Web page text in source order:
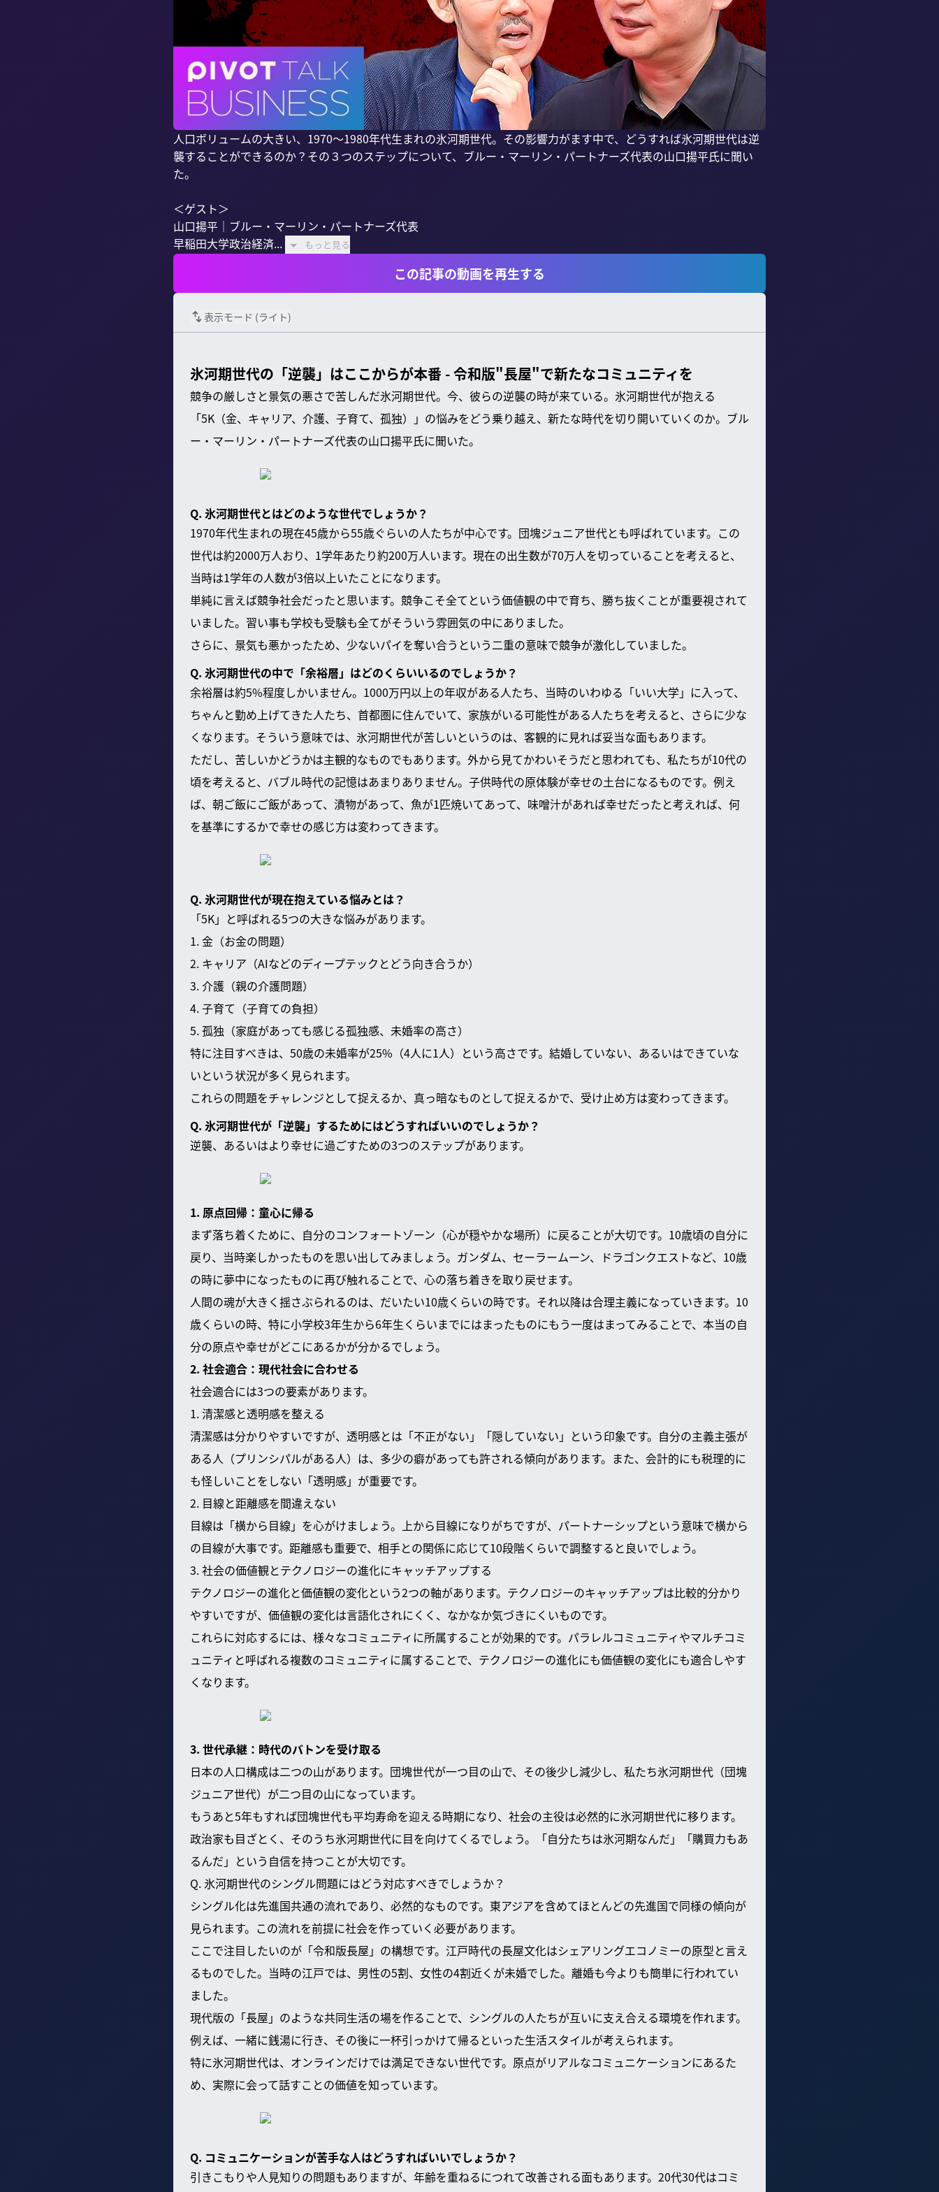
人口ボリュームの大きい、1970〜1980年代生まれの氷河期世代。その影響力がます中で、どうすれば氷河期世代は逆
襲することができるのか？その３つのステップについて、ブルー・マーリン・パートナーズ代表の山口揚平氏に聞い
た。
＜ゲスト＞
山口揚平｜ブルー・マーリン・パートナーズ代表
早稲田大学政治経済...
もっと見る
この記事の動画を再生する
表示モード (ライト)
氷河期世代の「逆襲」はここからが本番 - 令和版"長屋"で新たなコミュニティを
競争の厳しさと景気の悪さで苦しんだ氷河期世代。今、彼らの逆襲の時が来ている。氷河期世代が抱える
「5K（金、キャリア、介護、子育て、孤独）」の悩みをどう乗り越え、新たな時代を切り開いていくのか。ブル
ー・マーリン・パートナーズ代表の山口揚平氏に聞いた。
Q. 氷河期世代とはどのような世代でしょうか？
1970年代生まれの現在45歳から55歳ぐらいの人たちが中心です。団塊ジュニア世代とも呼ばれています。この
世代は約2000万人おり、1学年あたり約200万人います。現在の出生数が70万人を切っていることを考えると、
当時は1学年の人数が3倍以上いたことになります。
単純に言えば競争社会だったと思います。競争こそ全てという価値観の中で育ち、勝ち抜くことが重要視されて
いました。習い事も学校も受験も全てがそういう雰囲気の中にありました。
さらに、景気も悪かったため、少ないパイを奪い合うという二重の意味で競争が激化していました。
Q. 氷河期世代の中で「余裕層」はどのくらいいるのでしょうか？
余裕層は約5%程度しかいません。1000万円以上の年収がある人たち、当時のいわゆる「いい大学」に入って、
ちゃんと勤め上げてきた人たち、首都圏に住んでいて、家族がいる可能性がある人たちを考えると、さらに少な
くなります。そういう意味では、氷河期世代が苦しいというのは、客観的に見れば妥当な面もあります。
ただし、苦しいかどうかは主観的なものでもあります。外から見てかわいそうだと思われても、私たちが10代の
頃を考えると、バブル時代の記憶はあまりありません。子供時代の原体験が幸せの土台になるものです。例え
ば、朝ご飯にご飯があって、漬物があって、魚が1匹焼いてあって、味噌汁があれば幸せだったと考えれば、何
を基準にするかで幸せの感じ方は変わってきます。
Q. 氷河期世代が現在抱えている悩みとは？
「5K」と呼ばれる5つの大きな悩みがあります。
1. 金（お金の問題）
2. キャリア（AIなどのディープテックとどう向き合うか）
3. 介護（親の介護問題）
4. 子育て（子育ての負担）
5. 孤独（家庭があっても感じる孤独感、未婚率の高さ）
特に注目すべきは、50歳の未婚率が25%（4人に1人）という高さです。結婚していない、あるいはできていな
いという状況が多く見られます。
これらの問題をチャレンジとして捉えるか、真っ暗なものとして捉えるかで、受け止め方は変わってきます。
Q. 氷河期世代が「逆襲」するためにはどうすればいいのでしょうか？
逆襲、あるいはより幸せに過ごすための3つのステップがあります。
1. 原点回帰：童心に帰る
まず落ち着くために、自分のコンフォートゾーン（心が穏やかな場所）に戻ることが大切です。10歳頃の自分に
戻り、当時楽しかったものを思い出してみましょう。ガンダム、セーラームーン、ドラゴンクエストなど、10歳
の時に夢中になったものに再び触れることで、心の落ち着きを取り戻せます。
人間の魂が大きく揺さぶられるのは、だいたい10歳くらいの時です。それ以降は合理主義になっていきます。10
歳くらいの時、特に小学校3年生から6年生くらいまでにはまったものにもう一度はまってみることで、本当の自
分の原点や幸せがどこにあるかが分かるでしょう。
2. 社会適合：現代社会に合わせる
社会適合には3つの要素があります。
1. 清潔感と透明感を整える
清潔感は分かりやすいですが、透明感とは「不正がない」「隠していない」という印象です。自分の主義主張が
ある人（プリンシパルがある人）は、多少の癖があっても許される傾向があります。また、会計的にも税理的に
も怪しいことをしない「透明感」が重要です。
2. 目線と距離感を間違えない
目線は「横から目線」を心がけましょう。上から目線になりがちですが、パートナーシップという意味で横から
の目線が大事です。距離感も重要で、相手との関係に応じて10段階くらいで調整すると良いでしょう。
3. 社会の価値観とテクノロジーの進化にキャッチアップする
テクノロジーの進化と価値観の変化という2つの軸があります。テクノロジーのキャッチアップは比較的分かり
やすいですが、価値観の変化は言語化されにくく、なかなか気づきにくいものです。
これらに対応するには、様々なコミュニティに所属することが効果的です。パラレルコミュニティやマルチコミ
ュニティと呼ばれる複数のコミュニティに属することで、テクノロジーの進化にも価値観の変化にも適合しやす
くなります。
3. 世代承継：時代のバトンを受け取る
日本の人口構成は二つの山があります。団塊世代が一つ目の山で、その後少し減少し、私たち氷河期世代（団塊
ジュニア世代）が二つ目の山になっています。
もうあと5年もすれば団塊世代も平均寿命を迎える時期になり、社会の主役は必然的に氷河期世代に移ります。
政治家も目ざとく、そのうち氷河期世代に目を向けてくるでしょう。「自分たちは氷河期なんだ」「購買力もあ
るんだ」という自信を持つことが大切です。
Q. 氷河期世代のシングル問題にはどう対応すべきでしょうか？
シングル化は先進国共通の流れであり、必然的なものです。東アジアを含めてほとんどの先進国で同様の傾向が
見られます。この流れを前提に社会を作っていく必要があります。
ここで注目したいのが「令和版長屋」の構想です。江戸時代の長屋文化はシェアリングエコノミーの原型と言え
るものでした。当時の江戸では、男性の5割、女性の4割近くが未婚でした。離婚も今よりも簡単に行われてい
ました。
現代版の「長屋」のような共同生活の場を作ることで、シングルの人たちが互いに支え合える環境を作れます。
例えば、一緒に銭湯に行き、その後に一杯引っかけて帰るといった生活スタイルが考えられます。
特に氷河期世代は、オンラインだけでは満足できない世代です。原点がリアルなコミュニケーションにあるた
め、実際に会って話すことの価値を知っています。
Q. コミュニケーションが苦手な人はどうすればいいでしょうか？
引きこもりや人見知りの問題もありますが、年齢を重ねるにつれて改善される面もあります。20代30代はコミ